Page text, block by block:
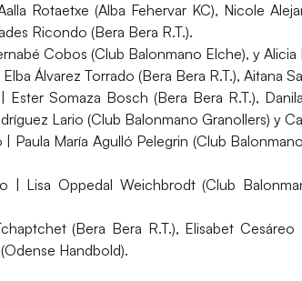
Rotaetxe (Alba Fehervar KC), Nicole
Ricondo (Bera Bera R.T.).
Cobos (Club Balonmano Elche), y
| Elba Álvarez Torrado (Bera Bera R.T.), Aitana
| Ester Somaza Bosch (Bera Bera R.T.),
Lario (Club Balonmano Granollers) y
| Paula María Agulló Pelegrin (Club
| Lisa Oppedal Weichbrodt (Club
(Bera Bera R.T.), Elisabet
Handbold).